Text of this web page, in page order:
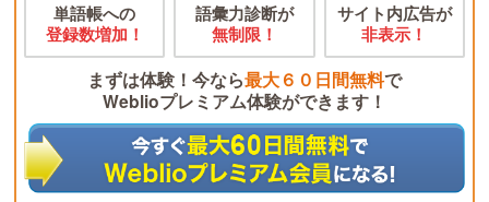
単語帳への
登録数増加！
語彙力診断が
無制限！
サイト内広告が
非表示！
まずは体験！今なら最大６０日間無料で
Weblioプレミアム体験ができます！